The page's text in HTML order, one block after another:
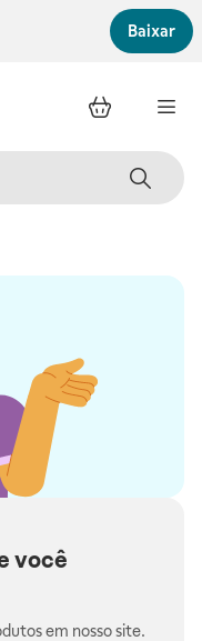
Baixar
você
em nosso site.